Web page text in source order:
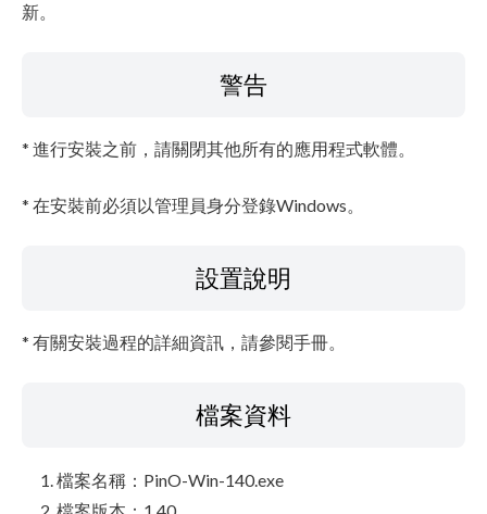
新。
警告
* 進行安裝之前，請關閉其他所有的應用程式軟體。
* 在安裝前必須以管理員身分登錄Windows。
設置說明
* 有關安裝過程的詳細資訊，請參閱手冊。
檔案資料
檔案名稱：PinO-Win-140.exe